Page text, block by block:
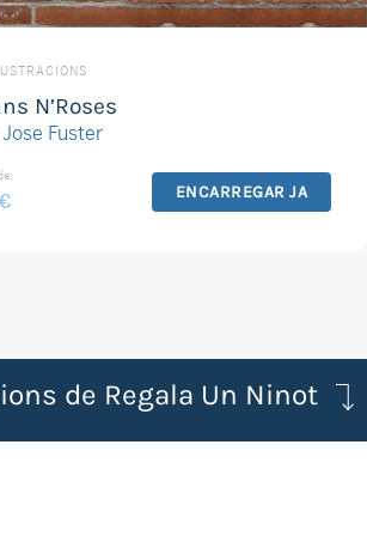
N’Roses
Jose Fuster
ENCARREGAR JA
de Regala Un Ninot